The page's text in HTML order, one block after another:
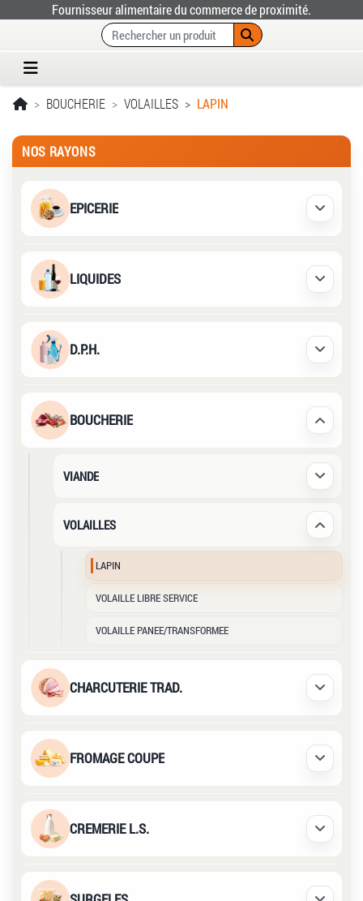
Fournisseur alimentaire du commerce de proximité.
BOUCHERIE VOLAILLES LAPIN
NOS RAYONS
EPICERIE Déplier
LIQUIDES Déplier
D.P.H. Déplier
BOUCHERIE Déplier
VIANDE Déplier
VOLAILLES Déplier
LAPIN
VOLAILLE LIBRE SERVICE
VOLAILLE PANEE/TRANSFORMEE
CHARCUTERIE TRAD. Déplier
FROMAGE COUPE Déplier
CREMERIE L.S. Déplier